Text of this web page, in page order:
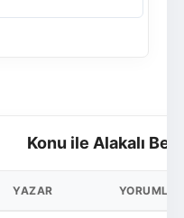
Konu ile Alakalı
YAZAR YORUMLAR